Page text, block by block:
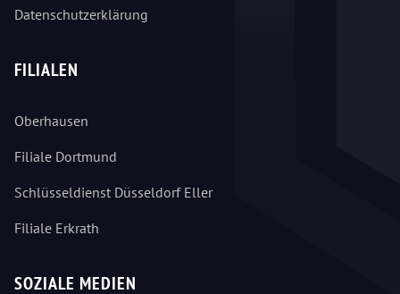
Datenschutzerklärung
FILIALEN
Oberhausen
Filiale Dortmund
Schlüsseldienst Düsseldorf Eller
Filiale Erkrath
SOZIALE MEDIEN